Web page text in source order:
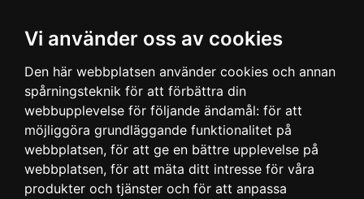
Vi använder oss av cookies
Den här webbplatsen använder cookies och annan
spårningsteknik för att förbättra din
webbupplevelse för följande ändamål: för att
möjliggöra grundläggande funktionalitet på
webbplatsen, för att ge en bättre upplevelse på
webbplatsen, för att mäta ditt intresse för våra
produkter och tjänster och för att anpassa